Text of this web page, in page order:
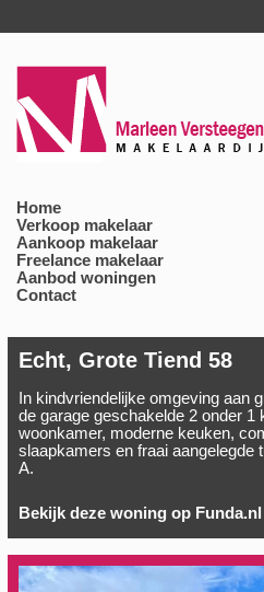
Home
Verkoop makelaar
Aankoop makelaar
Freelance makelaar
Aanbod woningen
Contact
Echt, Grote Tiend 58
In kindvriendelijke omgeving aan
de garage geschakelde 2 onder 1
woonkamer, moderne keuken,
slaapkamers en fraai aangelegde
A.
Bekijk deze woning op Funda.nl